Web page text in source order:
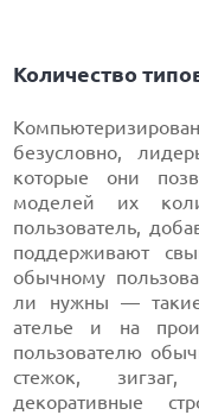
Количество
безусловно,
которые они
моделей их
пользователь,
поддерживают
обычному
ли нужны —
ателье и на
пользователю
стежок,
декоративные